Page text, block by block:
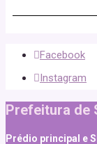
Facebook
Instagram
Prefeitura de
Prédio principal e